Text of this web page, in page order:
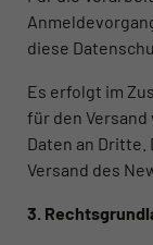
diese
Es erfolgt im
für den
Daten an
Versand des
3.